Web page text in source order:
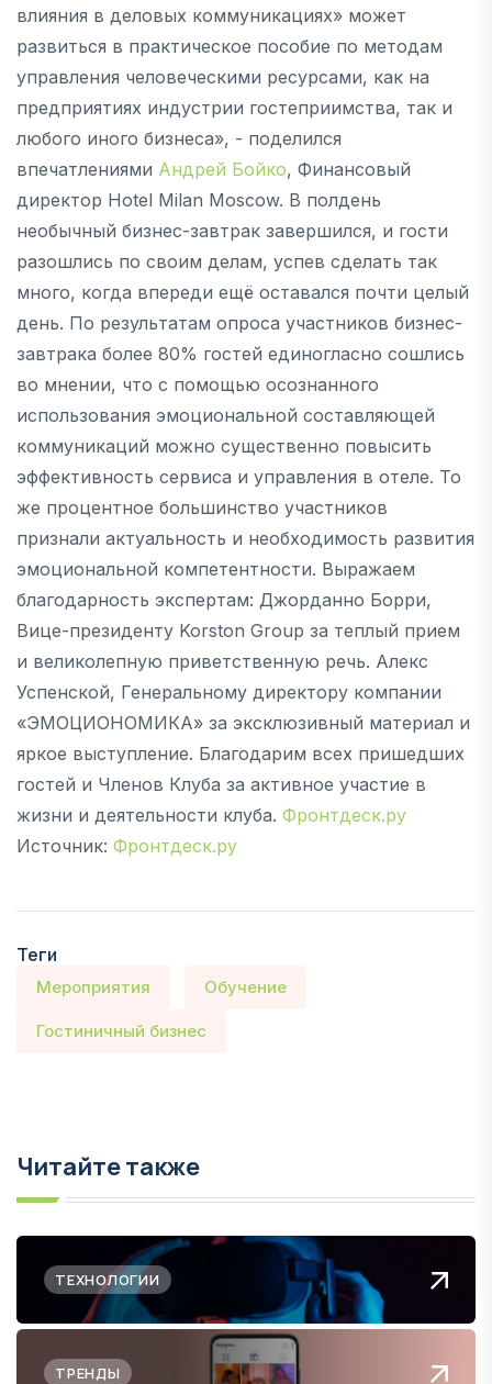
влияния в деловых коммуникациях» может
развиться в практическое пособие по методам
управления человеческими ресурсами, как на
предприятиях индустрии гостеприимства, так и
любого иного бизнеса», - поделился
впечатлениями Андрей Бойко, Финансовый
директор Hotel Milan Moscow. В полдень
необычный бизнес-завтрак завершился, и гости
разошлись по своим делам, успев сделать так
много, когда впереди ещё оставался почти целый
день. По результатам опроса участников бизнес-
завтрака более 80% гостей единогласно сошлись
во мнении, что с помощью осознанного
использования эмоциональной составляющей
коммуникаций можно существенно повысить
эффективность сервиса и управления в отеле. То
же процентное большинство участников
признали актуальность и необходимость развития
эмоциональной компетентности. Выражаем
благодарность экспертам: Джорданно Борри,
Вице-президенту Korston Group за теплый прием
и великолепную приветственную речь. Алекс
Успенской, Генеральному директору компании
«ЭМОЦИОНОМИКА» за эксклюзивный материал и
яркое выступление. Благодарим всех пришедших
гостей и Членов Клуба за активное участие в
жизни и деятельности клуба. Фронтдеск.ру
Источник: Фронтдеск.ру
Теги
Мероприятия Обучение
Гостиничный бизнес
Читайте также
ТЕХНОЛОГИИ
ТРЕНДЫ